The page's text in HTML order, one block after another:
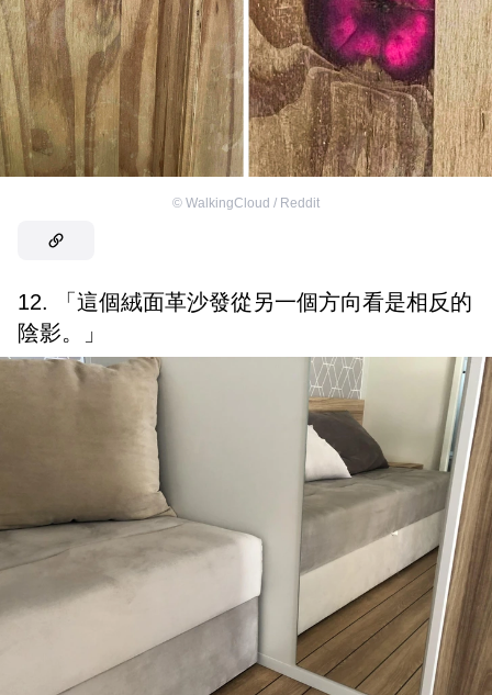
© WalkingCloud / Reddit
12. 「這個絨面革沙發從另一個方向看是相反的
陰影。」